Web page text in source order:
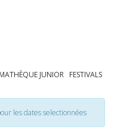
JUNIOR FESTIVALS
les dates selectionnées